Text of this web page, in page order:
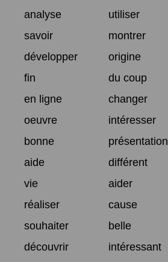
analyse
utiliser
savoir
montrer
développer
origine
fin
du coup
en ligne
changer
oeuvre
intéresser
bonne
présentation
aide
différent
vie
aider
réaliser
cause
souhaiter
belle
découvrir
intéressant